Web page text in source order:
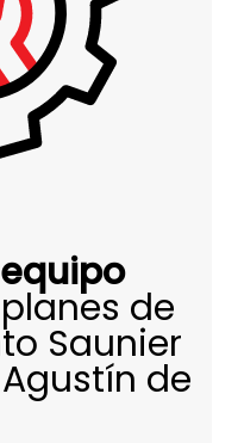
de
Saunier
de